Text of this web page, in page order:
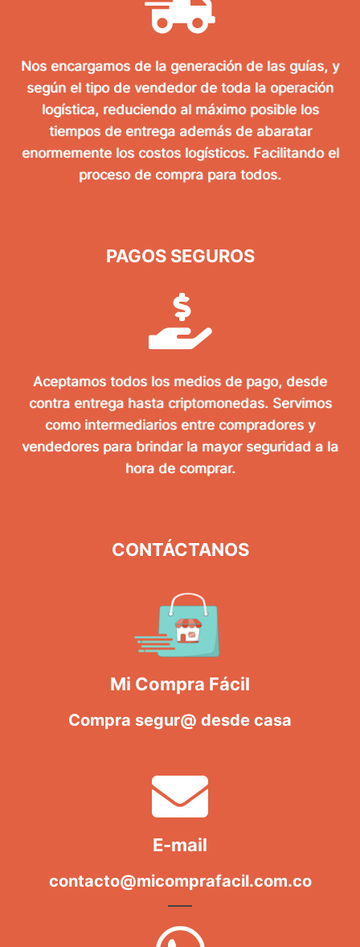
Nos encargamos de la generación de las guías, y
según el tipo de vendedor de toda la operación
logística, reduciendo al máximo posible los
tiempos de entrega además de abaratar
enormemente los costos logísticos. Facilitando el
proceso de compra para todos.
PAGOS SEGUROS
Aceptamos todos los medios de pago, desde
contra entrega hasta criptomonedas. Servimos
como intermediarios entre compradores y
vendedores para brindar la mayor seguridad a la
hora de comprar.
CONTÁCTANOS
Mi Compra Fácil
Compra segur@ desde casa
E-mail
contacto@micomprafacil.com.co